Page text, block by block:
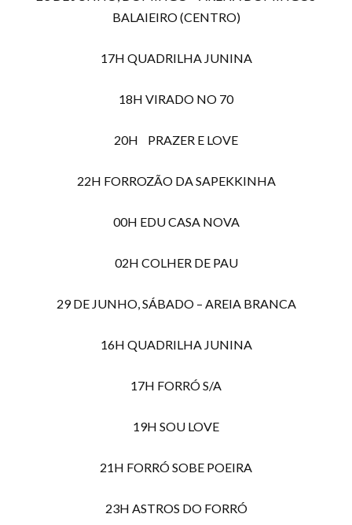
BALAIEIRO (CENTRO)
17H QUADRILHA JUNINA
18H VIRADO NO 70
20H PRAZER E LOVE
22H FORROZÃO DA SAPEKKINHA
00H EDU CASA NOVA
02H COLHER DE PAU
29 DE JUNHO, SÁBADO – AREIA BRANCA
16H QUADRILHA JUNINA
17H FORRÓ S/A
19H SOU LOVE
21H FORRÓ SOBE POEIRA
23H ASTROS DO FORRÓ